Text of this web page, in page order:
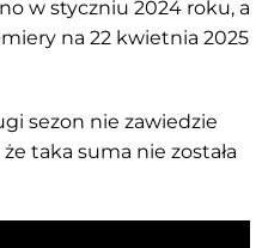
w styczniu 2024 roku, a
na 22 kwietnia 2025
sezon nie zawiedzie
taka suma nie została